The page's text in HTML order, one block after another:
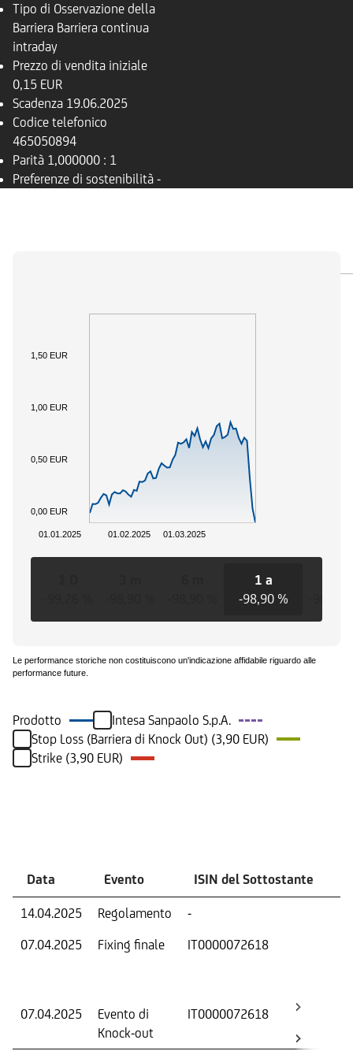
Tipo di Osservazione della
Barriera Barriera continua
intraday
Prezzo di vendita iniziale
0,15 EUR
Scadenza 19.06.2025
Codice telefonico
465050894
Parità 1,000000 : 1
Preferenze di sostenibilità -
01.02.2025 01.03.2025
01.01.2025
0,00 EUR
0,50 EUR
1,00 EUR
1,50 EUR
1 a
-98,90 %
Le performance storiche non costituiscono un'indicazione affidabile riguardo alle
performance future.
Prodotto
Intesa Sanpaolo S.p.A.
Stop Loss (Barriera di Knock Out) (3,90 EUR)
Strike (3,90 EUR)
Data Evento ISIN del Sottostante
14.04.2025 Regolamento -
07.04.2025
Fixing finale IT0000072618
07.04.2025
Evento di
Knock-out
IT0000072618